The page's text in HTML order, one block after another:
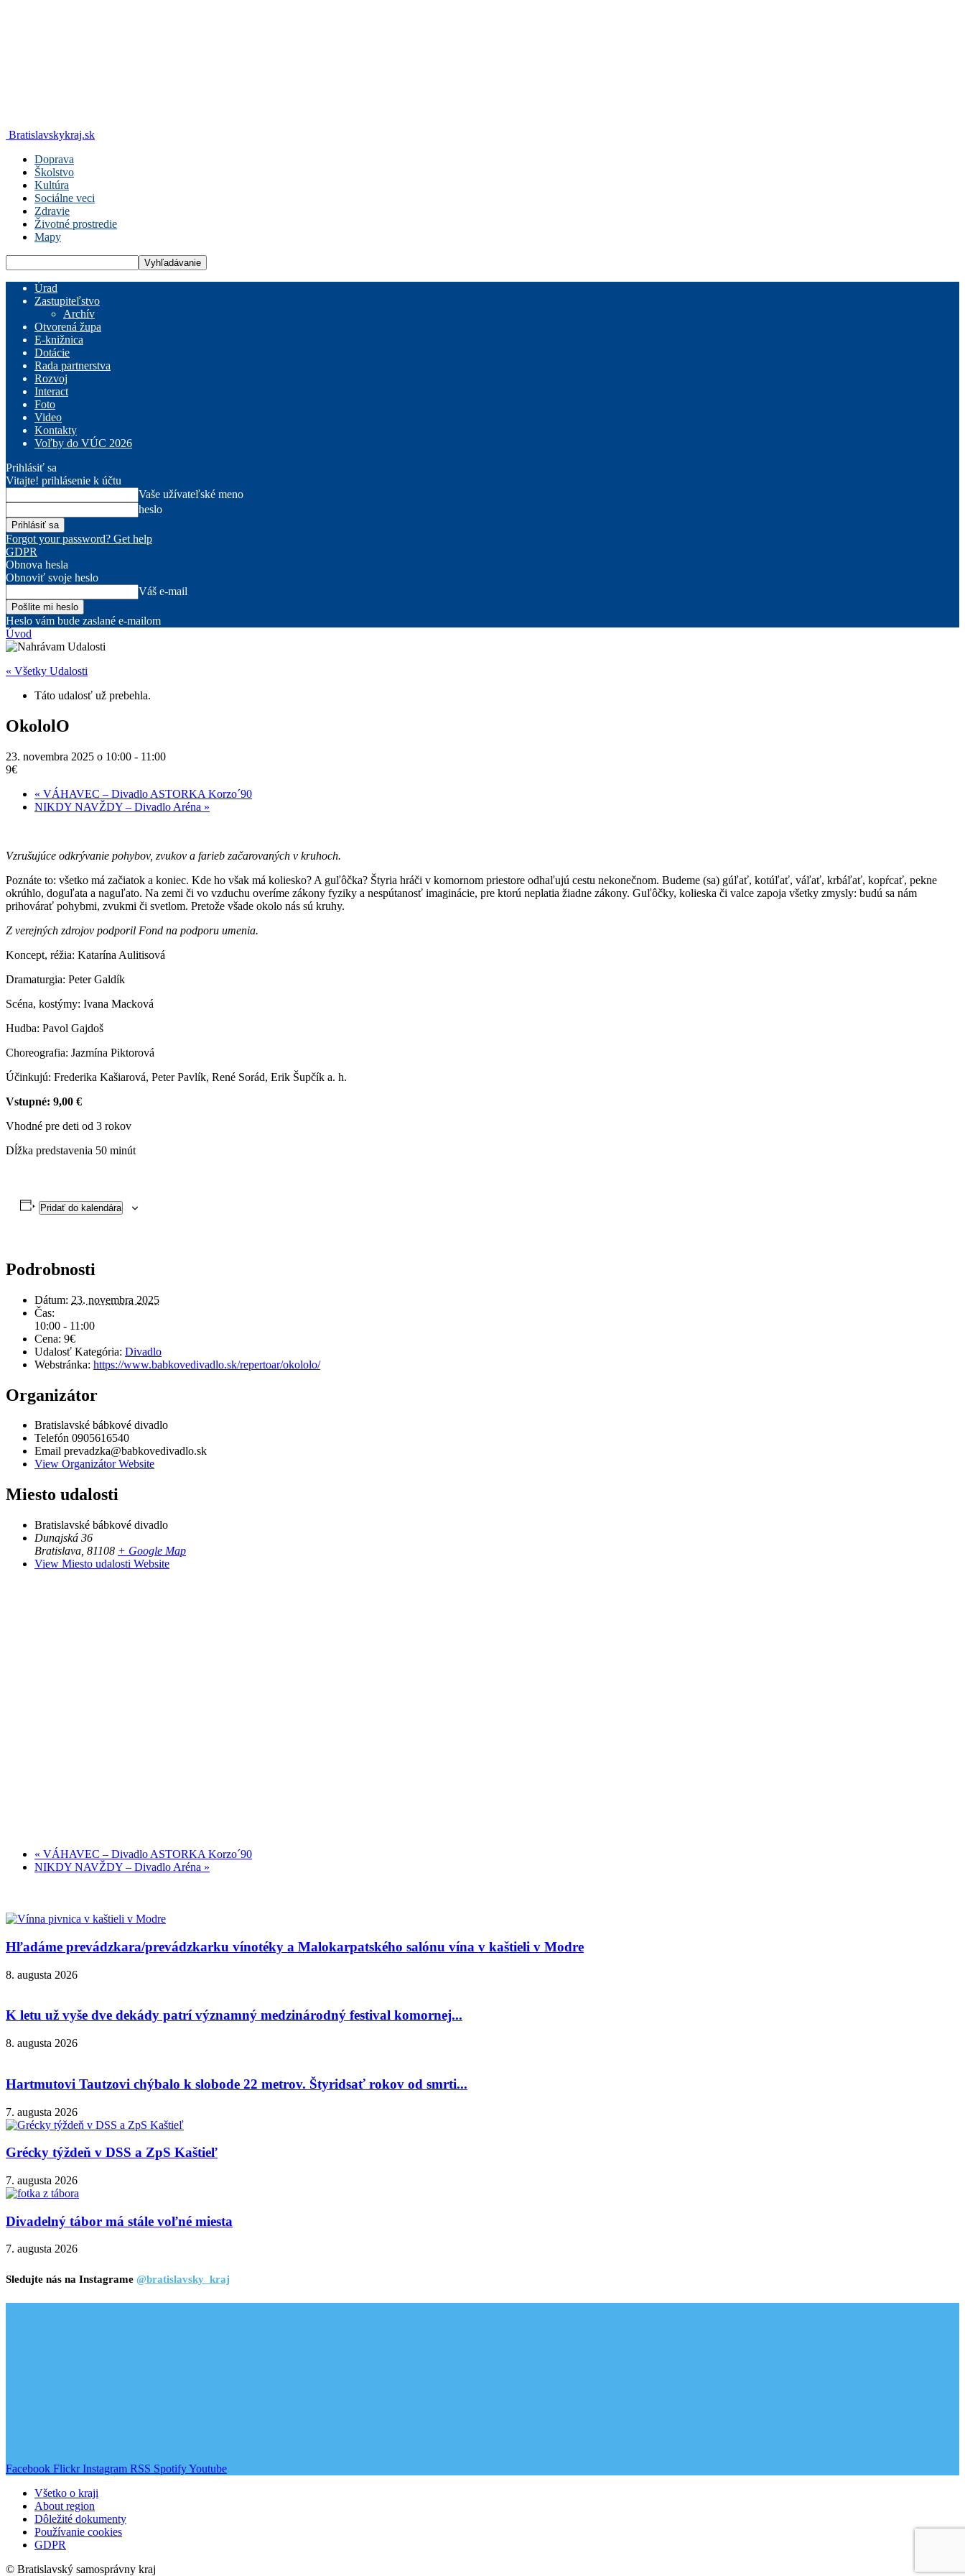
Bratislavskykraj.sk
Doprava
Školstvo
Kultúra
Sociálne veci
Zdravie
Životné prostredie
Mapy
Úrad
Zastupiteľstvo
Archív
Otvorená župa
E-knižnica
Dotácie
Rada partnerstva
Rozvoj
Interact
Foto
Video
Kontakty
Voľby do VÚC 2026
Prihlásiť sa
Vitajte! prihlásenie k účtu
Vaše užívateľské meno
heslo
Forgot your password? Get help
GDPR
Obnova hesla
Obnoviť svoje heslo
Váš e-mail
Heslo vám bude zaslané e-mailom
Úvod
« Všetky Udalosti
Táto udalosť už prebehla.
OkololO
23. novembra 2025 o 10:00 - 11:00
9€
« VÁHAVEC – Divadlo ASTORKA Korzo´90
NIKDY NAVŽDY – Divadlo Aréna »
Vzrušujúce odkrývanie pohybov, zvukov a farieb začarovaných v kruhoch.
Poznáte to: všetko má začiatok a koniec. Kde ho však má koliesko? A guľôčka? Štyria hráči v komornom priestore odhaľujú cestu nekonečnom. Budeme (sa) gúľať, kotúľať, váľať, krbáľať, kopŕcať, pekne
okrúhlo, doguľata a naguľato. Na zemi či vo vzduchu overíme zákony fyziky a nespútanosť imaginácie, pre ktorú neplatia žiadne zákony. Guľôčky, kolieska či valce zapoja všetky zmysly: budú sa nám
prihovárať pohybmi, zvukmi či svetlom. Pretože všade okolo nás sú kruhy.
Z verejných zdrojov podporil Fond na podporu umenia.
Koncept, réžia: Katarína Aulitisová
Dramaturgia: Peter Galdík
Scéna, kostýmy: Ivana Macková
Hudba: Pavol Gajdoš
Choreografia: Jazmína Piktorová
Účinkujú: Frederika Kašiarová, Peter Pavlík, René Sorád, Erik Šupčík a. h.
Vstupné: 9,00 €
Vhodné pre deti od 3 rokov
Dĺžka predstavenia 50 minút
Pridať do kalendára
Podrobnosti
Dátum: 23. novembra 2025
Čas:
10:00 - 11:00
Cena: 9€
Udalosť Kategória: Divadlo
Webstránka: https://www.babkovedivadlo.sk/repertoar/okololo/
Organizátor
Bratislavské bábkové divadlo
Telefón 0905616540
Email prevadzka@babkovedivadlo.sk
View Organizátor Website
Miesto udalosti
Bratislavské bábkové divadlo
Dunajská 36
Bratislava 81108 + Google Map
View Miesto udalosti Website
« VÁHAVEC – Divadlo ASTORKA Korzo´90
NIKDY NAVŽDY – Divadlo Aréna »
Hľadáme prevádzkara/prevádzkarku vínotéky a Malokarpatského salónu vína v kaštieli v Modre
8. augusta 2026
K letu už vyše dve dekády patrí významný medzinárodný festival komornej...
8. augusta 2026
Hartmutovi Tautzovi chýbalo k slobode 22 metrov. Štyridsať rokov od smrti...
7. augusta 2026
Grécky týždeň v DSS a ZpS Kaštieľ
7. augusta 2026
Divadelný tábor má stále voľné miesta
7. augusta 2026
Sledujte nás na Instagrame @bratislavsky_kraj
Facebook Flickr Instagram RSS SpotifyYoutube
Všetko o kraji
About region
Dôležité dokumenty
Používanie cookies
GDPR
© Bratislavský samosprávny kraj